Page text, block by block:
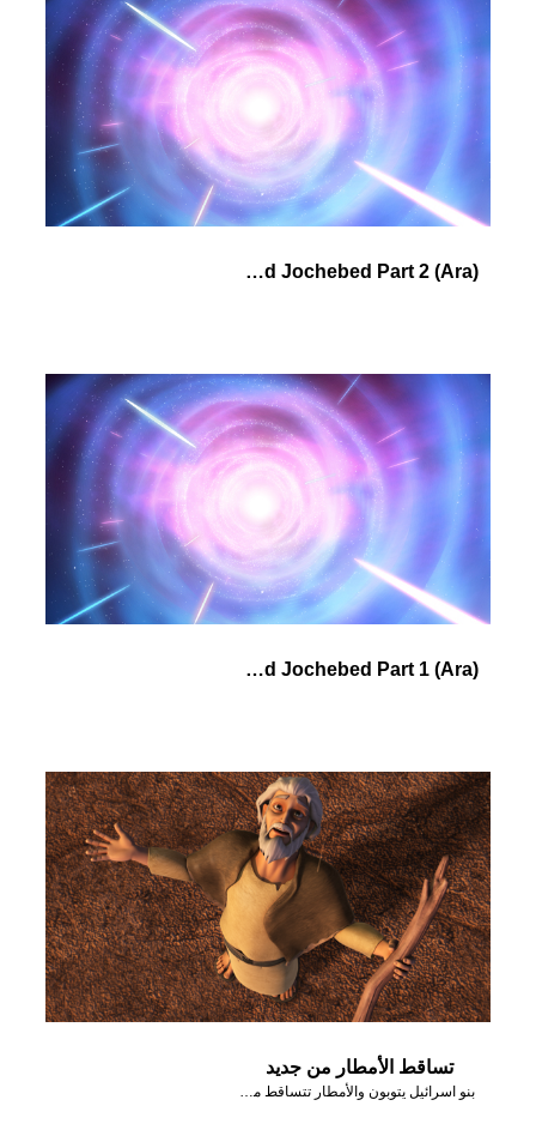
(Ara) Pharaoh's Daughter and Jochebed Part 2
(Ara) Pharaoh's Daughter and Jochebed Part 1
تساقط الأمطار من جديد
بنو اسرائيل يتوبون والأمطار تتساقط من جديد